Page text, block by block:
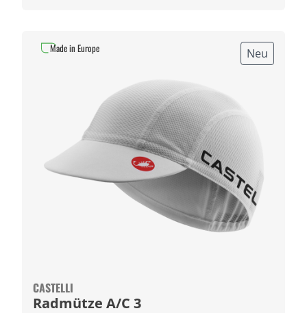
Neu
CASTELLI
Radmütze A/C 3
Made in Europe